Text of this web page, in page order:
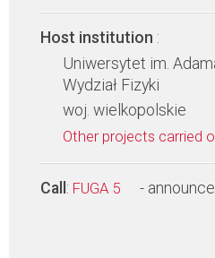
Host institution :
Uniwersytet im.
Wydział Fizyki
woj. wielkopolskie
Other projects carried
Call : FUGA 5 -